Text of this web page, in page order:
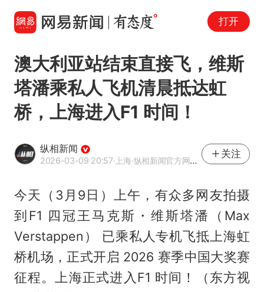
打开
澳大利亚站结束直接飞，维斯
塔潘乘私人飞机清晨抵达虹
桥，上海进入F1 时间！
纵相新闻
2026-03-09 20:57·上海·纵相新闻官方网易号
关注
今天（3月9日）上午，有众多网友拍摄
到F1 四冠王马克斯・维斯塔潘（Max
Verstappen） 已乘私人专机飞抵上海虹
桥机场，正式开启 2026 赛季中国大奖赛
征程。上海正式进入F1 时间！（东方视